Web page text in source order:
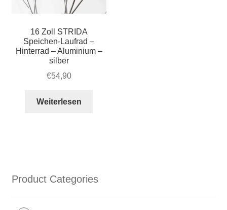
16 Zoll STRIDA
Speichen-Laufrad –
Hinterrad – Aluminium –
silber
€54,90
Weiterlesen
Product Categories